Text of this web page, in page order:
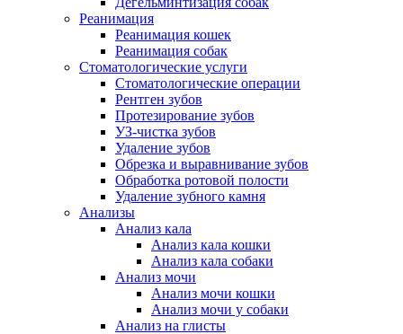
Реанимация
Реанимация кошек
Реанимация собак
Стоматологические услуги
Стоматологические операции
Рентген зубов
Протезирование зубов
УЗ-чистка зубов
Удаление зубов
Обрезка и выравнивание зубов
Обработка ротовой полости
Удаление зубного камня
Анализы
Анализ кала
Анализ кала кошки
Анализ кала собаки
Анализ мочи
Анализ мочи кошки
Анализ мочи у собаки
Анализ на глисты